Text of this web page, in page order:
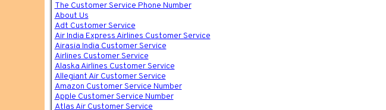
The Customer Service Phone Number
About Us
Adt Customer Service
Air India Express Airlines Customer Service
Airasia India Customer Service
Airlines Customer Service
Alaska Airlines Customer Service
Allegiant Air Customer Service
Amazon Customer Service Number
Apple Customer Service Number
Atlas Air Customer Service